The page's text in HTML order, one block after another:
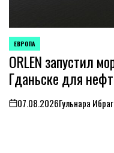
ОПУБЛИКОВАНО
В
ЕВРОПА
ORLEN запустил
Гданьске для
on07.08.2026Гульнара